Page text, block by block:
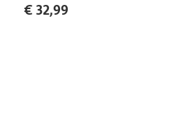
€ 32,99